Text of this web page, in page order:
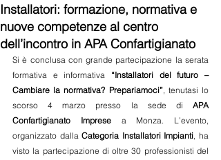
Installatori: formazione, normativa e
nuove competenze al centro
dell’incontro in APA Confartigianato
Si è conclusa con grande partecipazione la serata
formativa e informativa “Installatori del futuro –
Cambiare la normativa? Prepariamoci”, tenutasi lo
scorso 4 marzo presso la sede di APA
Confartigianato Imprese a Monza. L’evento,
organizzato dalla Categoria Installatori Impianti, ha
visto la partecipazione di oltre 30 professionisti del